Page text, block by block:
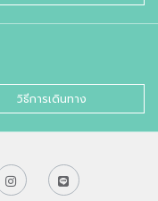
วิธีการเดินทาง